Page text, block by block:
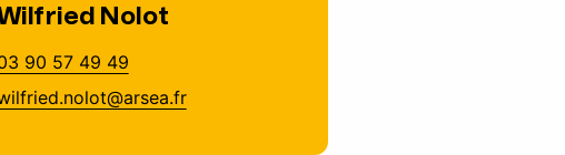
Nolot
90 57 49 49